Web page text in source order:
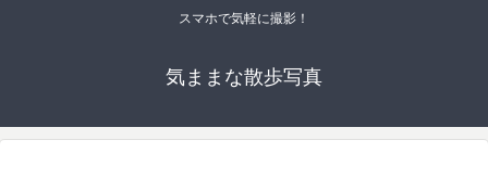
スマホで気軽に撮影！
気ままな散歩写真